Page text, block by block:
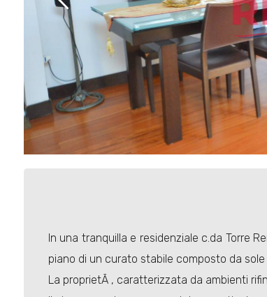
In una tranquilla e residenziale c.da Torre
piano di un curato stabile composto da
La proprietÃ , caratterizzata da ambienti